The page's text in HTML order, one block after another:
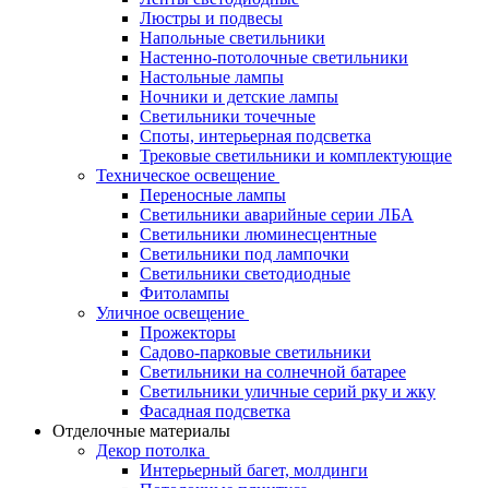
Люстры и подвесы
Напольные светильники
Настенно-потолочные светильники
Настольные лампы
Ночники и детские лампы
Светильники точечные
Споты, интерьерная подсветка
Трековые светильники и комплектующие
Техническое освещение
Переносные лампы
Светильники аварийные серии ЛБА
Светильники люминесцентные
Светильники под лампочки
Светильники светодиодные
Фитолампы
Уличное освещение
Прожекторы
Садово-парковые светильники
Светильники на солнечной батарее
Светильники уличные серий рку и жку
Фасадная подсветка
Отделочные материалы
Декор потолка
Интерьерный багет, молдинги